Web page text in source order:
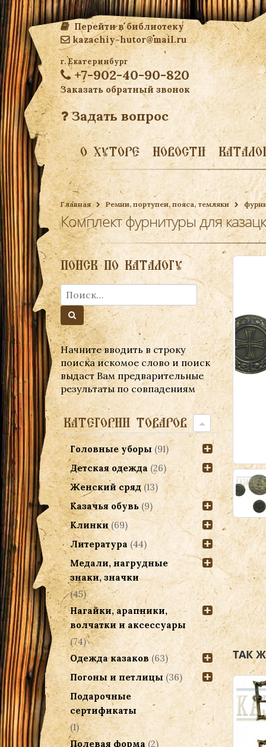
Перейти в библиотеку
kazachiy-hutor@mail.ru
г. Екатеринбург
+7-902-40-90-820
Заказать обратный звонок
Задать вопрос
О ХУТОРЕ НОВОСТИ
Главная Ремни, портупеи, пояса, темляки
Комплект фурнитуры для
ТАК
ПОИСК ПО КАТАЛОГУ
Начните вводить в строку
поиска искомое слово и поиск
выдаст Вам предварительные
результаты по совпадениям
КАТЕГОРИИ ТОВАРОВ
Головные уборы (91)
Детская одежда (26)
Женский сряд (13)
Казачья обувь (9)
Клинки (69)
Литература (44)
Медали, нагрудные
знаки, значки
(45)
Нагайки, арапники,
волчатки и аксессуары
(74)
Одежда казаков (63)
Погоны и петлицы (36)
Подарочные
сертификаты
(1)
Полевая форма (2)